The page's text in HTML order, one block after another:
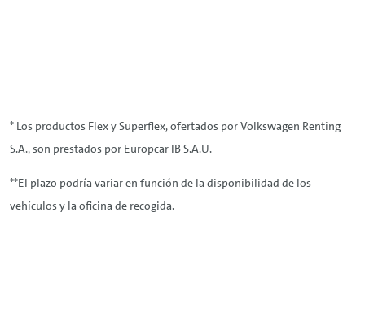
* Los productos Flexy Superflex, ofertados por Volkswagen Renting
S.A., son prestados por Europcar IB S.A.U.
**El plazo podría variar en función de la disponibilidad de los
vehículos y la oficina de recogida.